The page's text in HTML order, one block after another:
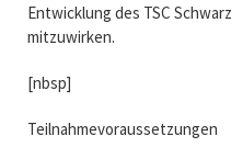
Entwicklung des TSC
mitzuwirken.
[nbsp]
Teilnahmevoraussetzungen